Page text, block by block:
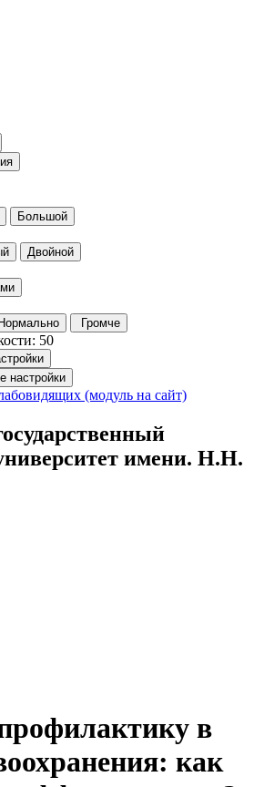
Большой
Двойной
Нормально Громче
50
настройки
(модуль на сайт)
имени. Н.Н.
в
как